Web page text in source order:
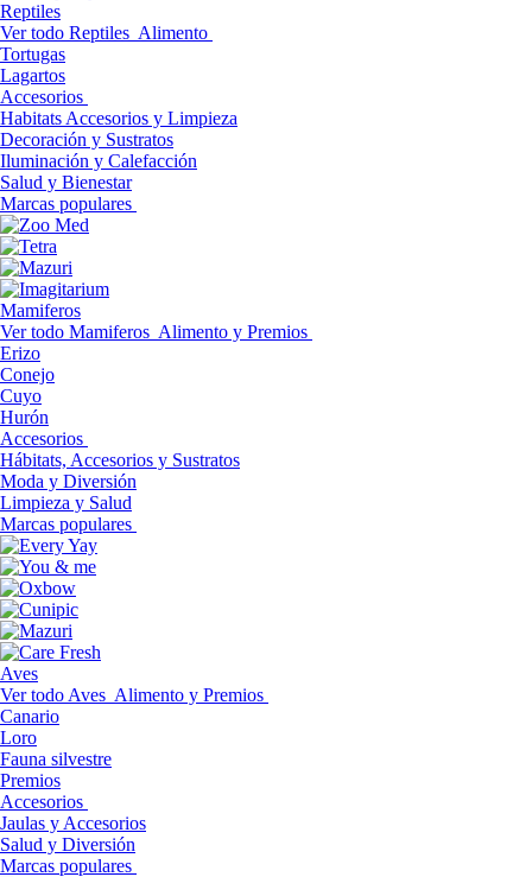
Reptiles
Ver todo Reptiles Alimento
Tortugas
Lagartos
Accesorios
Habitats Accesorios y Limpieza
Decoración y Sustratos
Iluminación y Calefacción
Salud y Bienestar
Marcas populares
Mamiferos
Ver todo Mamiferos Alimento y Premios
Erizo
Conejo
Cuyo
Hurón
Accesorios
Hábitats, Accesorios y Sustratos
Moda y Diversión
Limpieza y Salud
Marcas populares
Aves
Ver todo Aves Alimento y Premios
Canario
Loro
Fauna silvestre
Premios
Accesorios
Jaulas y Accesorios
Salud y Diversión
Marcas populares